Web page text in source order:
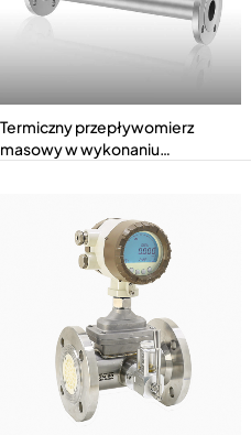
Termiczny przepływomierz
masowy w wykonaniu